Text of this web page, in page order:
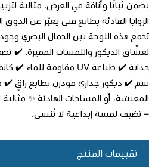
اطلب المنتج
يضمن ثباتًا وأناقة في العرض. مثالية
الزوايا الهادئة بطابع فني يعبّر عن الذوق
تجمع هذه اللوحة بين الجمال البصري
لعشّاق الديكور واللمسات المميزة. ✔️
سم ✔️ ديكور جداري مودرن بطابع راقٍ ✔️
المعيشة، أو المساحات الهادئة ✨
– تضيف لمسة إبداعية لا تُنسى.
تقييمات المنتج